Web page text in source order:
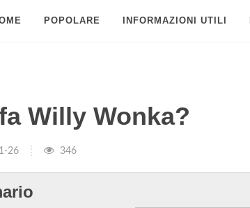
POPOLARE INFORMAZIONI UTILI
Willy Wonka?
26 346